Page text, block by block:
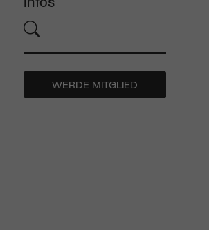
WERDE MITGLIED